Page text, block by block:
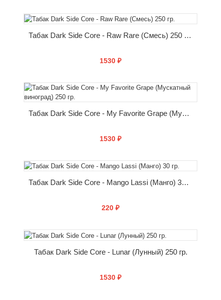
КУПИТЬ
Табак Dark Side Core - Raw Rare (Смесь) 250 гр.
1530 ₽
КУПИТЬ
Табак Dark Side Core - My Favorite Grape (Мускатный виноград) 250 гр.
1530 ₽
КУПИТЬ
Табак Dark Side Core - Mango Lassi (Манго) 30 гр.
220 ₽
КУПИТЬ
Табак Dark Side Core - Lunar (Лунный) 250 гр.
1530 ₽